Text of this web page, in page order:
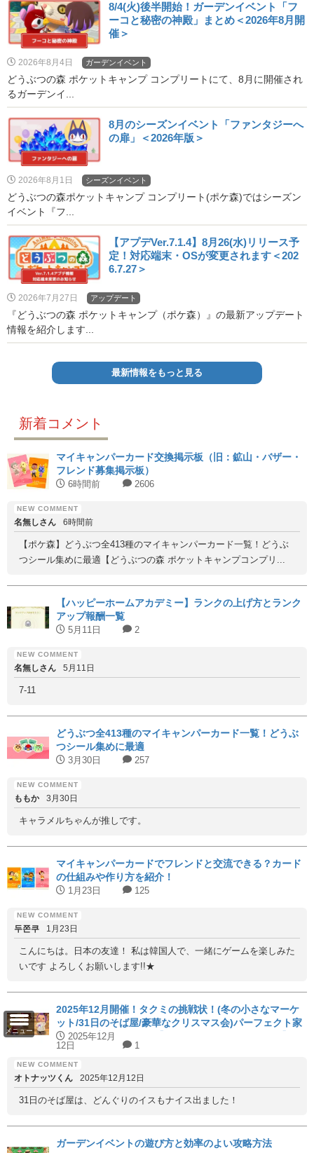
メニュー
8/4(火)後半開始！ガーデンイベント「フ
ーコと秘密の神殿」まとめ＜2026年8月開
催＞
2026年8月4日 ガーデンイベント
どうぶつの森 ポケットキャンプ コンプリートにて、8月に開催され
るガーデンイ...
8月のシーズンイベント「ファンタジーへ
の扉」＜2026年版＞
2026年8月1日 シーズンイベント
どうぶつの森ポケットキャンプ コンプリート(ポケ森)ではシーズン
イベント『フ...
【アプデVer.7.1.4】8月26(水)リリース予
定！対応端末・OSが変更されます＜202
6.7.27＞
2026年7月27日 アップデート
『どうぶつの森 ポケットキャンプ（ポケ森）』の最新アップデート
情報を紹介します...
最新情報をもっと見る
新着コメント
マイキャンパーカード交換掲示板（旧：鉱山・バザー・
フレンド募集掲示板）
6時間前 2606
名無しさん 6時間前
【ポケ森】どうぶつ全413種のマイキャンパーカード一覧！どうぶ
つシール集めに最適【どうぶつの森 ポケットキャンプコンプリ...
【ハッピーホームアカデミー】ランクの上げ方とランク
アップ報酬一覧
5月11日 2
名無しさん 5月11日
7-11
どうぶつ全413種のマイキャンパーカード一覧！どうぶ
つシール集めに最適
3月30日 257
ももか 3月30日
キャラメルちゃんが推しです。
マイキャンパーカードでフレンドと交流できる？カード
の仕組みや作り方を紹介！
1月23日 125
두쫀쿠 1月23日
こんにちは。日本の友達！ 私は韓国人で、一緒にゲームを楽しみた
いです よろしくお願いします!!★
2025年12月開催！タクミの挑戦状！(冬の小さなマーケ
ット/31日のそば屋/豪華なクリスマス会)パーフェクト家
具と代用家具を紹介！【ハッピーホームアカデミー】
2025年12月
12日
1
オトナッツくん 2025年12月12日
31日のそば屋は、どんぐりのイスもナイス出ました！
ガーデンイベントの遊び方と効率のよい攻略方法